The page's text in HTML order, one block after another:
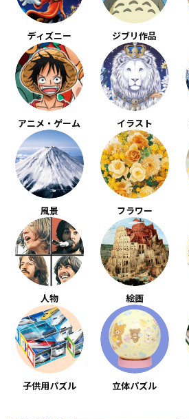
ディズニー ジブリ作品
アニメ・ゲーム イラスト
風景 フラワー
人物 絵画
子供用パズル 立体パズル